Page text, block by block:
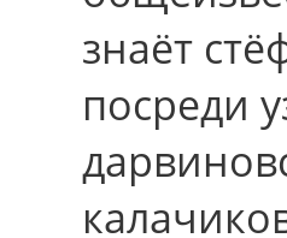
знаёт
посреди